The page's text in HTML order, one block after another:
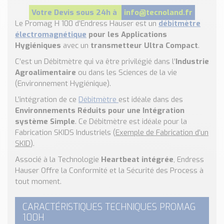
Nos Réalisations
Conseils et Actualités
Catalogue des essentiels pour les brasseries et micro-
brasseries
Contact & Devis
Devis, Tarifs, Renseignements techniques
Votre Devis sous 24h à
info@tecnoland.fr
Le Promag H 100 d’Endress Hauser est un débitmètre
électromagnétique pour les Applications
Hygiéniques avec un transmetteur Ultra Compact.
C’est un Débitmètre qui va être privilégié dans l’Industrie
Agroalimentaire ou dans les Sciences de la vie
(Environnement Hygiénique).
L’intégration de ce Débitmètre est idéale dans des
Environnements Réduits pour une Intégration
système Simple. Ce Débitmètre est idéale pour la
Fabrication SKIDS Industriels (Exemple de Fabrication d’un
SKID).
Associé à la Technologie Heartbeat intégrée, Endress
Hauser Offre la Conformité et la Sécurité des Process à
tout moment.
CARACTÉRISTIQUES TECHNIQUES PROMAG
100H